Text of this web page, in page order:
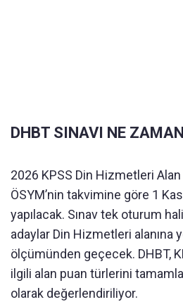
DHBT SINAVI NE
2026 KPSS Din Hizmetleri
ÖSYM’nin takvimine göre 1
yapılacak. Sınav tek oturum
adaylar Din Hizmetleri alanına
ölçümünden geçecek. DHBT,
ilgili alan puan türlerini
olarak değerlendiriliyor.